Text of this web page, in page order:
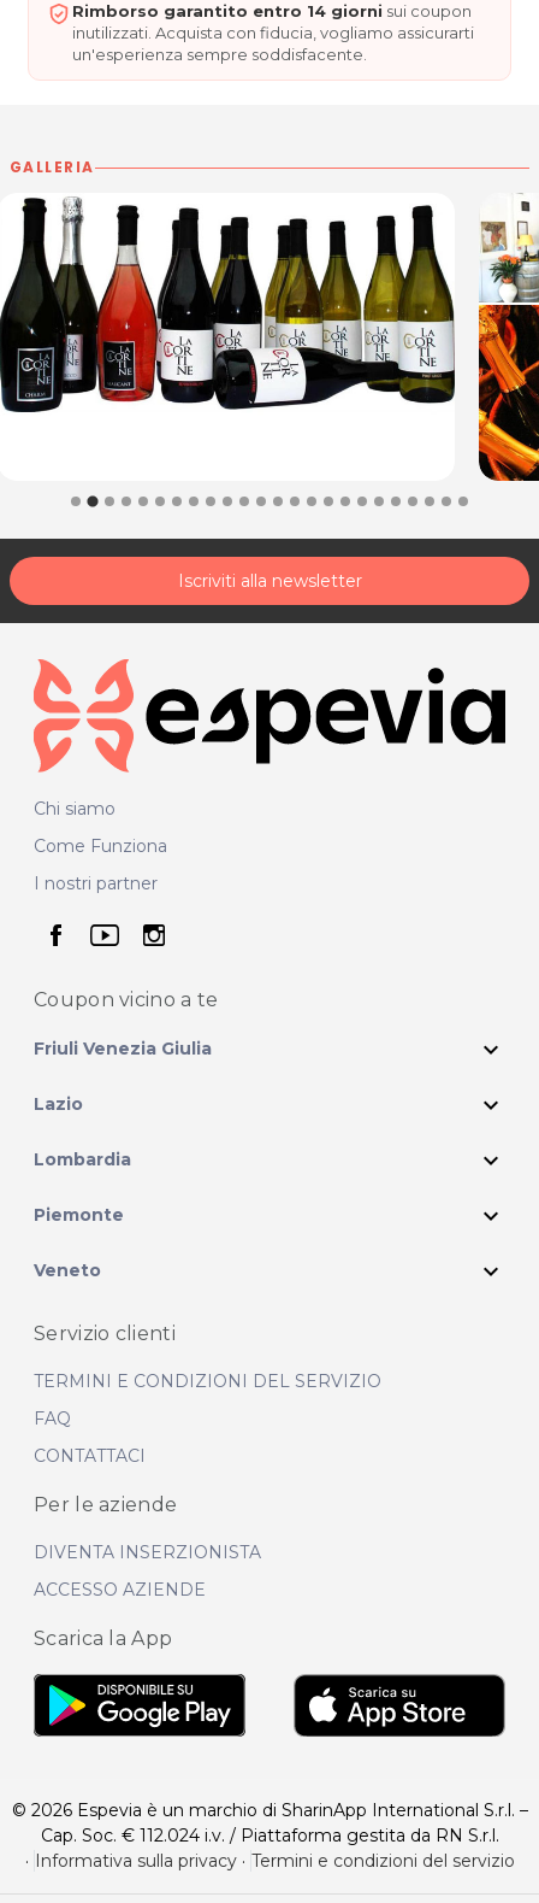
Per ulteriori informazioni sull'offerta o sulle modalità di acquisto
scrivi aposta@espevia.it.
Rimborso garantito entro 14 giorni sui coupon
inutilizzati. Acquista con fiducia, vogliamo assicurarti
un'esperienza sempre soddisfacente.
GALLERIA
Iscriviti alla newsletter
Chi siamo
Come Funziona
I nostri partner
seguici su facebook
seguici su youtube
seguici su instagram
Coupon vicino a te
Friuli Venezia Giulia expand_more
Lazio expand_more
Lombardia expand_more
Piemonte expand_more
Veneto expand_more
Servizio clienti
TERMINI E CONDIZIONI DEL SERVIZIO
FAQ
CONTATTACI
Per le aziende
DIVENTA INSERZIONISTA
ACCESSO AZIENDE
Scarica la App
© 2026 Espevia è un marchio di SharinApp International S.r.l. –
Cap. Soc. € 112.024 i.v. / Piattaforma gestita da RN S.r.l.
· Informativa sulla privacy· Termini e condizioni del servizio